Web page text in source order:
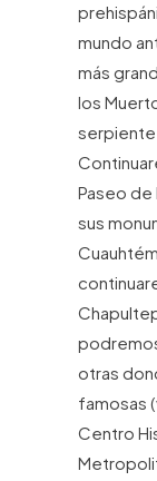
mundo
más
los
serpiente
Paseo
sus
otras
famosas
Centro